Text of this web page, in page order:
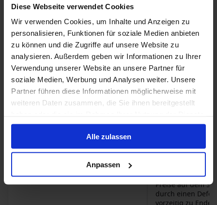
Diese Webseite verwendet Cookies
Wir verwenden Cookies, um Inhalte und Anzeigen zu
personalisieren, Funktionen für soziale Medien anbieten
zu können und die Zugriffe auf unsere Website zu
analysieren. Außerdem geben wir Informationen zu Ihrer
Verwendung unserer Website an unsere Partner für
soziale Medien, Werbung und Analysen weiter. Unsere
Partner führen diese Informationen möglicherweise mit
weiteren Daten zusammen, die Sie ihnen bereitgestellt
gesammelt haben.
Alle zulassen
Anpassen
Reflection Silhouette Solstice Summit
Sport
11 Tage • Abfahrt: 2.27.2026
Schwächen
laute Kabine 3144 , schlechter
neue Kabine 3130 , die
was wir aber erst nach dem Umzug
festgestellt haben, sie wurde erst
desinfiziert nachdem die Toilette
wieder funktionierte. Die Toilette war
bis oben mit Fäkalien voll
16 Tage
Garantie
Abfahrt: 2.1.2026
Viel Platz und
eine freie Liege.
des Schiffes
Hotel der
Preise auf dem
durch einen